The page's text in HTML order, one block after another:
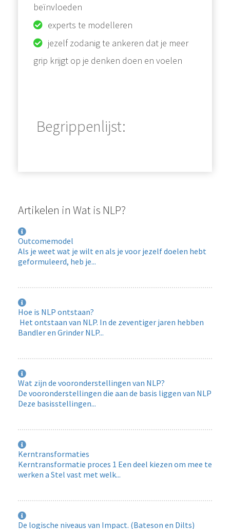
beïnvloeden
experts te modelleren
jezelf zodanig te ankeren dat je meer
grip krijgt op je denken doen en voelen
Begrippenlijst:
Artikelen in Wat is NLP?
Outcomemodel
Als je weet wat je wilt en als je voor jezelf doelen hebt
geformuleerd, heb je...
Hoe is NLP ontstaan?
Het ontstaan van NLP. In de zeventiger jaren hebben
Bandler en Grinder NLP...
Wat zijn de vooronderstellingen van NLP?
De vooronderstellingen die aan de basis liggen van NLP
Deze basisstellingen...
Kerntransformaties
Kerntransformatie proces 1 Een deel kiezen om mee te
werken a Stel vast met welk...
De logische niveaus van Impact. (Bateson en Dilts)